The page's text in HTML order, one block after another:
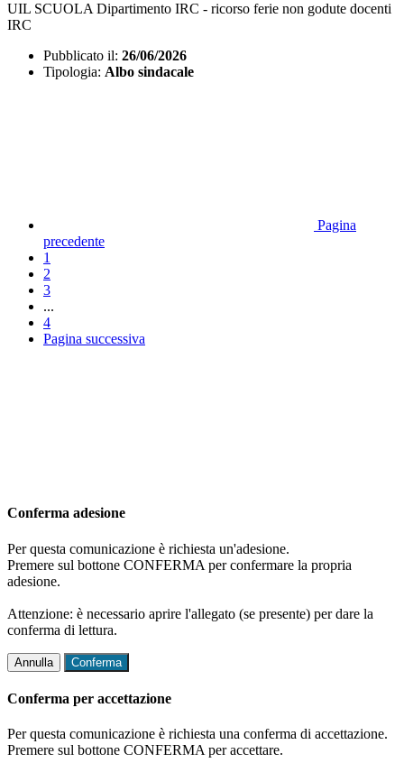
UIL SCUOLA Dipartimento IRC - ricorso ferie non godute docenti
IRC
Pubblicato il: 26/06/2026
Tipologia: Albo sindacale
Pagina
precedente
1
2
3
...
4
Pagina successiva
Conferma adesione
Per questa comunicazione è richiesta un'adesione.
Premere sul bottone CONFERMA per confermare la propria
adesione.
Attenzione: è necessario aprire l'allegato (se presente) per dare la
conferma di lettura.
Annulla Conferma
Conferma per accettazione
Per questa comunicazione è richiesta una conferma di accettazione.
Premere sul bottone CONFERMA per accettare.